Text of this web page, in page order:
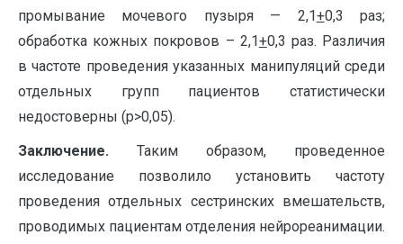
промывание мочевого пузыря — 2,1+0,3 раз;
обработка кожных покровов – 2,1+0,3 раз. Различия
в частоте проведения указанных манипуляций среди
отдельных групп пациентов статистически
недостоверны (p>0,05).
Заключение. Таким образом, проведенное
исследование позволило установить частоту
проведения отдельных сестринских вмешательств,
проводимых пациентам отделения нейрореанимации.